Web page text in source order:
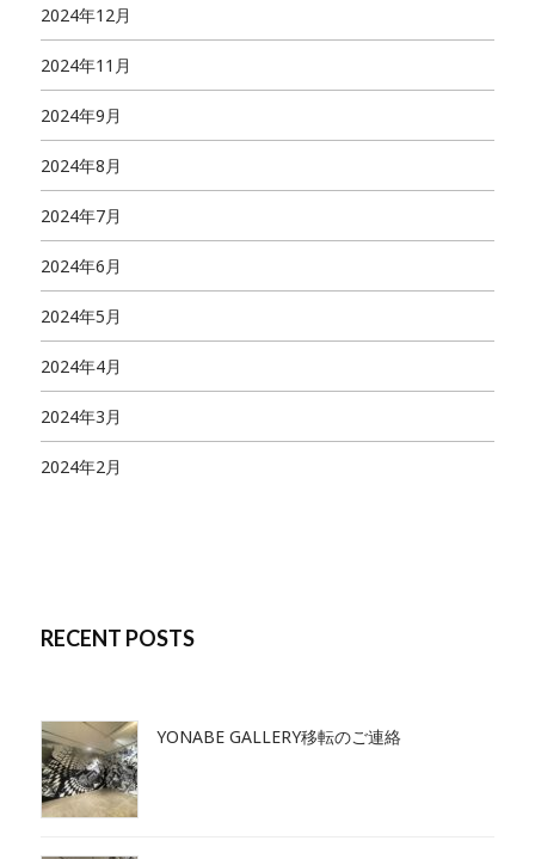
2024年12月
2024年11月
2024年9月
2024年8月
2024年7月
2024年6月
2024年5月
2024年4月
2024年3月
2024年2月
RECENT POSTS
YONABE GALLERY移転のご連絡